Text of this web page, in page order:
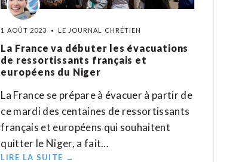
1 AOÛT 2023 LE JOURNAL CHRÉTIEN
La France va débuter les évacuations
de ressortissants français et
européens du Niger
La France se prépare à évacuer à partir de
ce mardi des centaines de ressortissants
français et européens qui souhaitent
quitter le Niger, a fait…
LIRE LA SUITE →